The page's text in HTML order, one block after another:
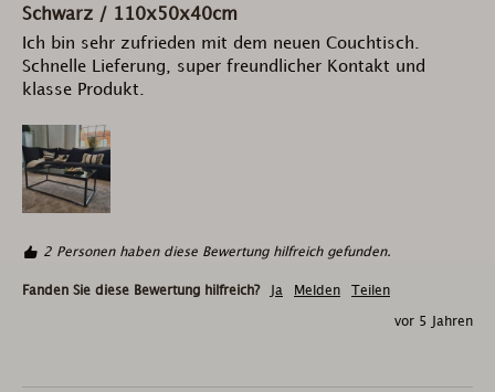
Schwarz / 110x50x40cm
Ich bin sehr zufrieden mit dem neuen Couchtisch.
Schnelle Lieferung, super freundlicher Kontakt und
klasse Produkt.
2 Personen haben diese Bewertung hilfreich gefunden.
Fanden Sie diese Bewertung hilfreich? Ja Melden Teilen
vor 5 Jahren